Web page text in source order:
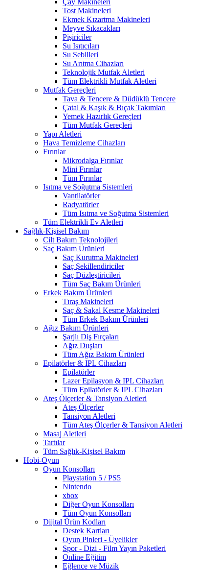
Çay Makineleri
Tost Makineleri
Ekmek Kızartma Makineleri
Meyve Sıkacakları
Pişiriciler
Su Isıtıcıları
Su Sebilleri
Su Arıtma Cihazları
Teknolojik Mutfak Aletleri
Tüm Elektrikli Mutfak Aletleri
Mutfak Gereçleri
Tava & Tencere & Düdüklü Tencere
Çatal & Kaşık & Bıçak Takımları
Yemek Hazırlık Gereçleri
Tüm Mutfak Gereçleri
Yapı Aletleri
Hava Temizleme Cihazları
Fırınlar
Mikrodalga Fırınlar
Mini Fırınlar
Tüm Fırınlar
Isıtma ve Soğutma Sistemleri
Vantilatörler
Radyatörler
Tüm Isıtma ve Soğutma Sistemleri
Tüm Elektrikli Ev Aletleri
Sağlık-Kişisel Bakım
Cilt Bakım Teknolojileri
Saç Bakım Ürünleri
Saç Kurutma Makineleri
Saç Şekillendiriciler
Saç Düzleştiricileri
Tüm Saç Bakım Ürünleri
Erkek Bakım Ürünleri
Tıraş Makineleri
Saç & Sakal Kesme Makineleri
Tüm Erkek Bakım Ürünleri
Ağız Bakım Ürünleri
Şarjlı Diş Fırçaları
Ağız Duşları
Tüm Ağız Bakım Ürünleri
Epilatörler & IPL Cihazları
Epilatörler
Lazer Epilasyon & IPL Cihazları
Tüm Epilatörler & IPL Cihazları
Ateş Ölçerler & Tansiyon Aletleri
Ateş Ölçerler
Tansiyon Aletleri
Tüm Ateş Ölçerler & Tansiyon Aletleri
Masaj Aletleri
Tartılar
Tüm Sağlık-Kişisel Bakım
Hobi-Oyun
Oyun Konsolları
Playstation 5 / PS5
Nintendo
xbox
Diğer Oyun Konsolları
Tüm Oyun Konsolları
Dijital Ürün Kodları
Destek Kartları
Oyun Pinleri - Üyelikler
Spor - Dizi - Film Yayın Paketleri
Online Eğitim
Eğlence ve Müzik